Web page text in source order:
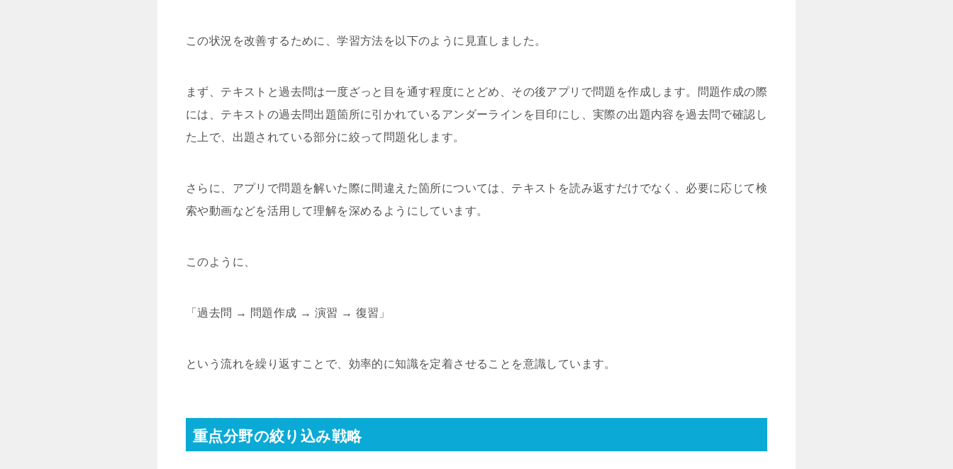
この状況を改善するために、学習方法を以下のように見直しました。
まず、テキストと過去問は一度ざっと目を通す程度にとどめ、その後アプリで問題を作成します。問題作成の際
には、テキストの過去問出題箇所に引かれているアンダーラインを目印にし、実際の出題内容を過去問で確認し
た上で、出題されている部分に絞って問題化します。
さらに、アプリで問題を解いた際に間違えた箇所については、テキストを読み返すだけでなく、必要に応じて検
索や動画などを活用して理解を深めるようにしています。
このように、
「過去問 → 問題作成 → 演習 → 復習」
という流れを繰り返すことで、効率的に知識を定着させることを意識しています。
重点分野の絞り込み戦略